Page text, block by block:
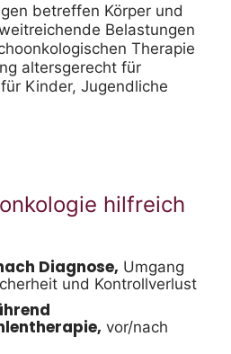
betreffen Körper und
Belastungen
Therapie
altersgerecht für
Kinder, Jugendliche
hilfreich
Diagnose, Umgang
und Kontrollverlust
vor/nach